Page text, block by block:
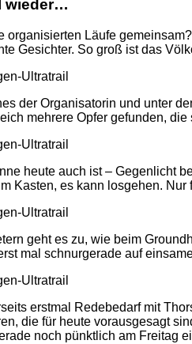
wieder…
organisierten Läufe
Gesichter. So groß ist das
der Organisatorin und unter
mehrere Opfer gefunden,
heute auch ist – Gegenlicht
Kasten, es kann losgehen.
geht es zu, wie beim
mal schnurgerade auf
erstmal Redebedarf mit
die für heute vorausgesagt
noch pünktlich am Freitag